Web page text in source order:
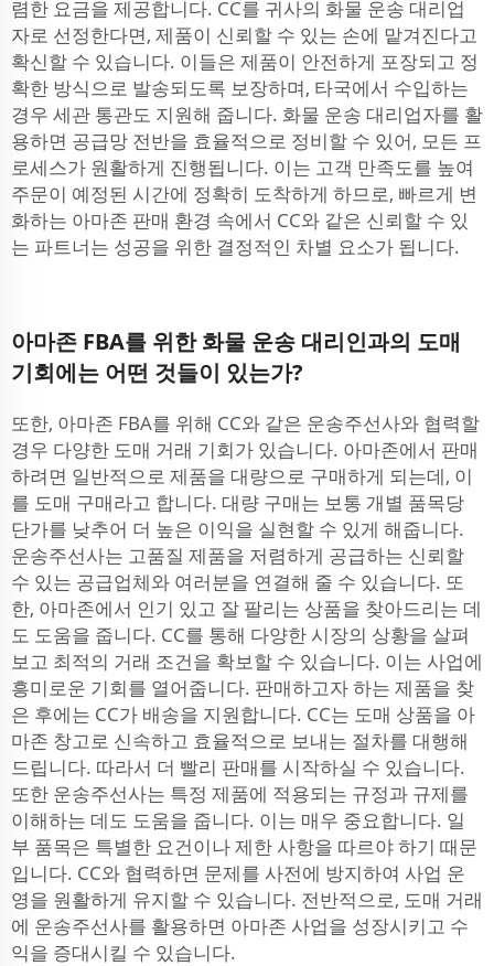
렴한 요금을 제공합니다. CC를 귀사의 화물 운송 대리업
자로 선정한다면, 제품이 신뢰할 수 있는 손에 맡겨진다고
확신할 수 있습니다. 이들은 제품이 안전하게 포장되고 정
확한 방식으로 발송되도록 보장하며, 타국에서 수입하는
경우 세관 통관도 지원해 줍니다. 화물 운송 대리업자를 활
용하면 공급망 전반을 효율적으로 정비할 수 있어, 모든 프
로세스가 원활하게 진행됩니다. 이는 고객 만족도를 높여
주문이 예정된 시간에 정확히 도착하게 하므로, 빠르게 변
화하는 아마존 판매 환경 속에서 CC와 같은 신뢰할 수 있
는 파트너는 성공을 위한 결정적인 차별 요소가 됩니다.
아마존 FBA를 위한 화물 운송 대리인과의 도매
기회에는 어떤 것들이 있는가?
또한, 아마존 FBA를 위해 CC와 같은 운송주선사와 협력할
경우 다양한 도매 거래 기회가 있습니다. 아마존에서 판매
하려면 일반적으로 제품을 대량으로 구매하게 되는데, 이
를 도매 구매라고 합니다. 대량 구매는 보통 개별 품목당
단가를 낮추어 더 높은 이익을 실현할 수 있게 해줍니다.
운송주선사는 고품질 제품을 저렴하게 공급하는 신뢰할
수 있는 공급업체와 여러분을 연결해 줄 수 있습니다. 또
한, 아마존에서 인기 있고 잘 팔리는 상품을 찾아드리는 데
도 도움을 줍니다. CC를 통해 다양한 시장의 상황을 살펴
보고 최적의 거래 조건을 확보할 수 있습니다. 이는 사업에
흥미로운 기회를 열어줍니다. 판매하고자 하는 제품을 찾
은 후에는 CC가 배송을 지원합니다. CC는 도매 상품을 아
마존 창고로 신속하고 효율적으로 보내는 절차를 대행해
드립니다. 따라서 더 빨리 판매를 시작하실 수 있습니다.
또한 운송주선사는 특정 제품에 적용되는 규정과 규제를
이해하는 데도 도움을 줍니다. 이는 매우 중요합니다. 일
부 품목은 특별한 요건이나 제한 사항을 따르야 하기 때문
입니다. CC와 협력하면 문제를 사전에 방지하여 사업 운
영을 원활하게 유지할 수 있습니다. 전반적으로, 도매 거래
에 운송주선사를 활용하면 아마존 사업을 성장시키고 수
익을 증대시킬 수 있습니다.